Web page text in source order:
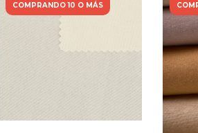
COMPRANDO 10 O MÁS